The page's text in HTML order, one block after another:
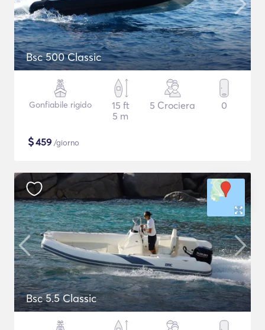
Bsc 500 Classic
Gonfiabile rigido
15 ft
5 m
5 Crociera 0
$459 /giorno
Bsc 5.5 Classic